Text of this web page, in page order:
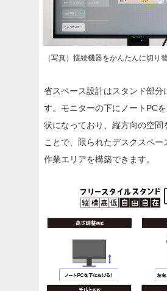
（写真）接続機器をかんたんに切り
省スペース設計はスタンド部分
す。モニターの下にノートPC
状になっており、縦方向の空間
ことで、限られたデスクスペー
作業エリアを構築できます。